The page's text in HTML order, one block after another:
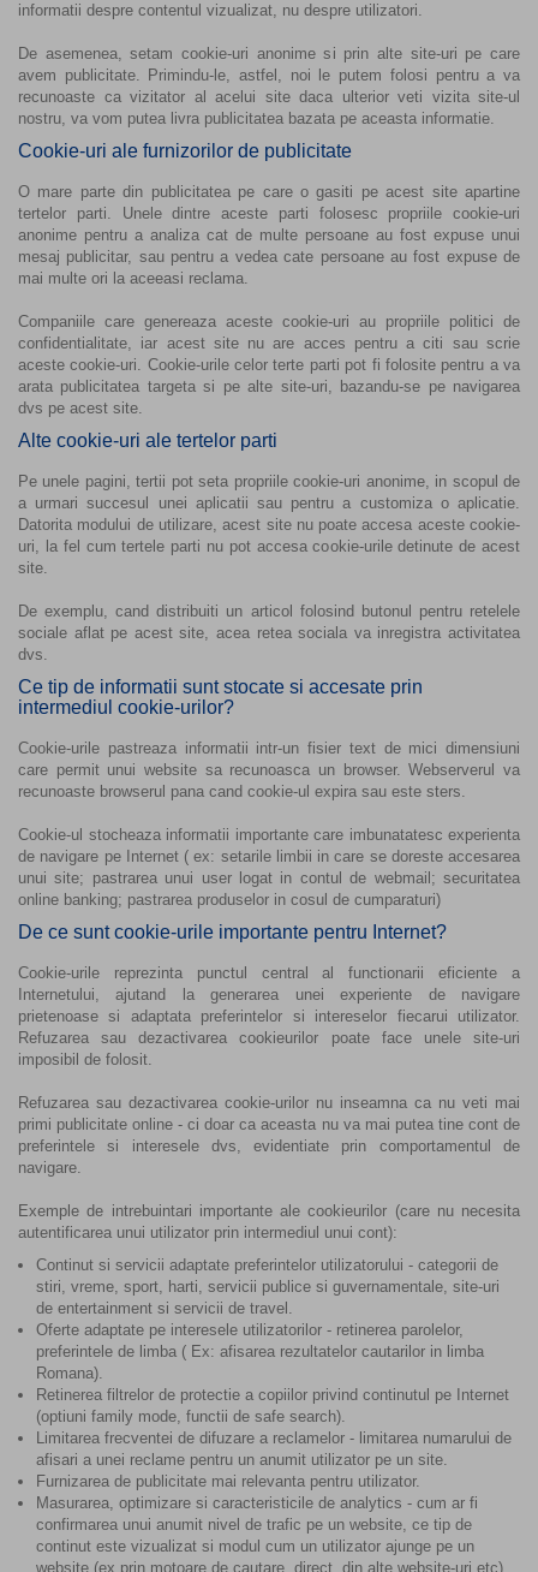
informatii despre contentul vizualizat, nu despre utilizatori.
De asemenea, setam cookie-uri anonime si prin alte site-uri pe care
avem publicitate. Primindu-le, astfel, noi le putem folosi pentru a va
recunoaste ca vizitator al acelui site daca ulterior veti vizita site-ul
nostru, va vom putea livra publicitatea bazata pe aceasta informatie.
Cookie-uri ale furnizorilor de publicitate
O mare parte din publicitatea pe care o gasiti pe acest site apartine
tertelor parti. Unele dintre aceste parti folosesc propriile cookie-uri
anonime pentru a analiza cat de multe persoane au fost expuse unui
mesaj publicitar, sau pentru a vedea cate persoane au fost expuse de
mai multe ori la aceeasi reclama.
Companiile care genereaza aceste cookie-uri au propriile politici de
confidentialitate, iar acest site nu are acces pentru a citi sau scrie
aceste cookie-uri. Cookie-urile celor terte parti pot fi folosite pentru a va
arata publicitatea targeta si pe alte site-uri, bazandu-se pe navigarea
dvs pe acest site.
Alte cookie-uri ale tertelor parti
Pe unele pagini, tertii pot seta propriile cookie-uri anonime, in scopul de
a urmari succesul unei aplicatii sau pentru a customiza o aplicatie.
Datorita modului de utilizare, acest site nu poate accesa aceste cookie-
uri, la fel cum tertele parti nu pot accesa cookie-urile detinute de acest
site.
De exemplu, cand distribuiti un articol folosind butonul pentru retelele
sociale aflat pe acest site, acea retea sociala va inregistra activitatea
dvs.
Ce tip de informatii sunt stocate si accesate prin
intermediul cookie-urilor?
Cookie-urile pastreaza informatii intr-un fisier text de mici dimensiuni
care permit unui website sa recunoasca un browser. Webserverul va
recunoaste browserul pana cand cookie-ul expira sau este sters.
Cookie-ul stocheaza informatii importante care imbunatatesc experienta
de navigare pe Internet ( ex: setarile limbii in care se doreste accesarea
unui site; pastrarea unui user logat in contul de webmail; securitatea
online banking; pastrarea produselor in cosul de cumparaturi)
De ce sunt cookie-urile importante pentru Internet?
Cookie-urile reprezinta punctul central al functionarii eficiente a
Internetului, ajutand la generarea unei experiente de navigare
prietenoase si adaptata preferintelor si intereselor fiecarui utilizator.
Refuzarea sau dezactivarea cookieurilor poate face unele site-uri
imposibil de folosit.
Refuzarea sau dezactivarea cookie-urilor nu inseamna ca nu veti mai
primi publicitate online - ci doar ca aceasta nu va mai putea tine cont de
preferintele si interesele dvs, evidentiate prin comportamentul de
navigare.
Exemple de intrebuintari importante ale cookieurilor (care nu necesita
autentificarea unui utilizator prin intermediul unui cont):
Continut si servicii adaptate preferintelor utilizatorului - categorii de
stiri, vreme, sport, harti, servicii publice si guvernamentale, site-uri
de entertainment si servicii de travel.
Oferte adaptate pe interesele utilizatorilor - retinerea parolelor,
preferintele de limba ( Ex: afisarea rezultatelor cautarilor in limba
Romana).
Retinerea filtrelor de protectie a copiilor privind continutul pe Internet
(optiuni family mode, functii de safe search).
Limitarea frecventei de difuzare a reclamelor - limitarea numarului de
afisari a unei reclame pentru un anumit utilizator pe un site.
Furnizarea de publicitate mai relevanta pentru utilizator.
Masurarea, optimizare si caracteristicile de analytics - cum ar fi
confirmarea unui anumit nivel de trafic pe un website, ce tip de
continut este vizualizat si modul cum un utilizator ajunge pe un
website (ex prin motoare de cautare, direct, din alte website-uri etc).